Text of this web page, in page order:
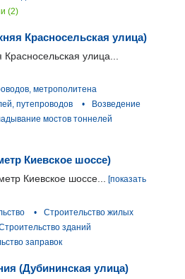
(2)
Красносельская улица)
Красносельская улица...
метрополитена
путепроводов •
Возведение
мостов тоннелей
Киевское шоссе)
Киевское шоссе... [показать
•
Строительство жилых
зданий
заправок
(Дубининская улица)